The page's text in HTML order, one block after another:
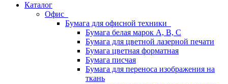
Каталог
Офис
Бумага для офисной техники
Бумага белая марок А, В, С
Бумага для цветной лазерной печати
Бумага цветная форматная
Бумага писчая
Бумага для переноса изображения на
ткань